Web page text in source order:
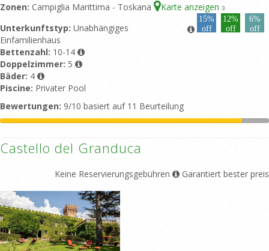
Zonen: Campiglia Marittima - Toskana Karte anzeigen 3
15%
off
12%
off
6%
off
Unterkunftstyp: Unabhängiges
Einfamilienhaus
Bettenzahl: 10-14
Doppelzimmer: 5
Bäder: 4
Piscine: Privater Pool
Bewertungen: 9/10 basiert auf 11 Beurteilung
Castello del Granduca
Keine Reservierungsgebühren Garantiert bester preis